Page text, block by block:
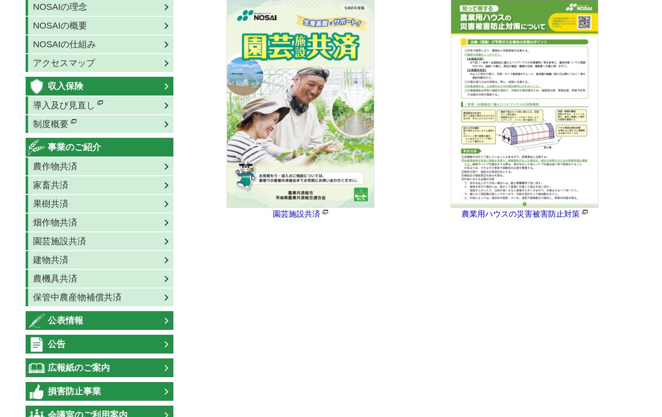
NOSAIの理念
NOSAIの概要
NOSAIの仕組み
アクセスマップ
収入保険
導入及び見直し
制度概要
事業のご紹介
農作物共済
家畜共済
果樹共済
畑作物共済
園芸施設共済
建物共済
農機具共済
保管中農産物補償共済
公表情報
公告
広報紙のご案内
損害防止事業
会議室のご利用案内
園芸施設共済 農業用ハウスの災害被害防止対策